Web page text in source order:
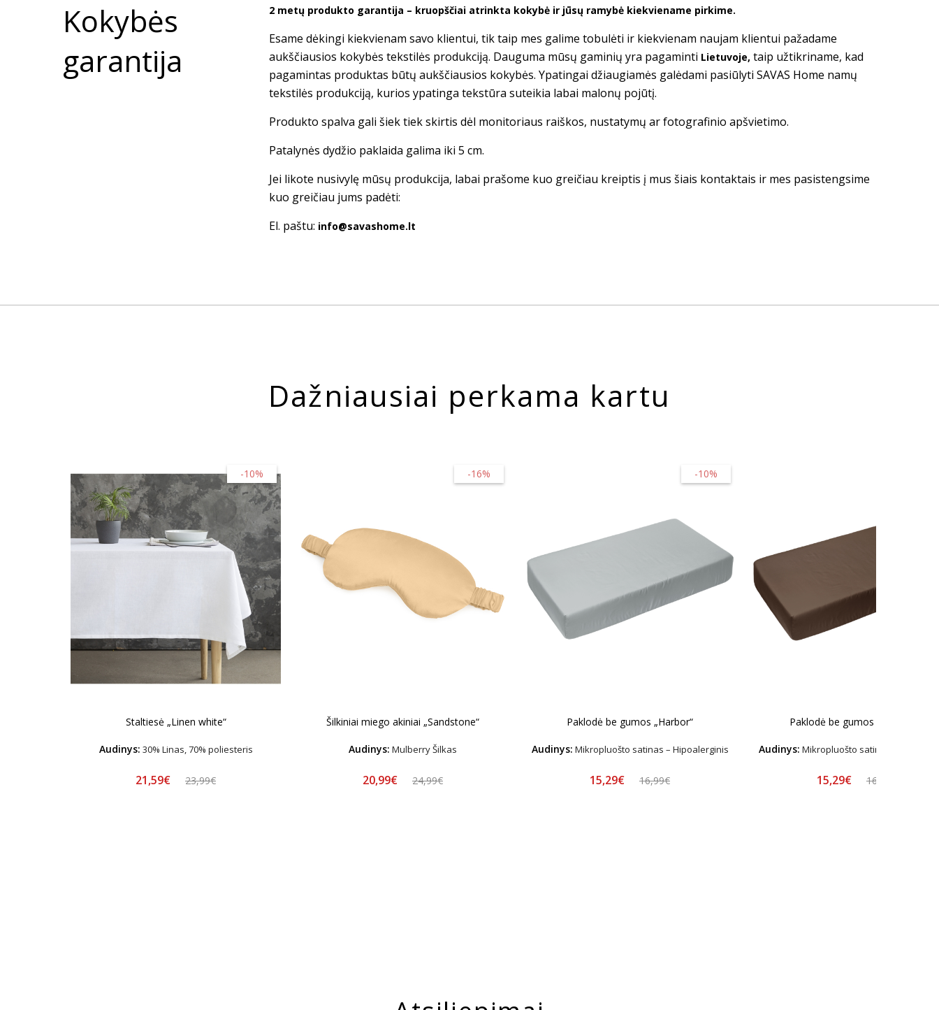
Kokybės
garantija
2 metų produkto garantija – kruopščiai atrinkta kokybė ir jūsų ramybė kiekviename pirkime.
Esame dėkingi kiekvienam savo klientui, tik taip mes galime tobulėti ir kiekvienam naujam klientui pažadame
aukščiausios kokybės tekstilės produkciją. Dauguma mūsų gaminių yra pagaminti Lietuvoje, taip užtikriname, kad
pagamintas produktas būtų aukščiausios kokybės. Ypatingai džiaugiamės galėdami pasiūlyti SAVAS Home namų
tekstilės produkciją, kurios ypatinga tekstūra suteikia labai malonų pojūtį.
Produkto spalva gali šiek tiek skirtis dėl monitoriaus raiškos, nustatymų ar fotografinio apšvietimo.
Patalynės dydžio paklaida galima iki 5 cm.
Jei likote nusivylę mūsų produkcija, labai prašome kuo greičiau kreiptis į mus šiais kontaktais ir mes pasistengsime
kuo greičiau jums padėti:
El. paštu: info@savashome.lt
Dažniausiai perkama kartu
-10%
Staltiesė „Linen white“
Audinys: 30% Linas, 70% poliesteris
21,59€ 23,99€
-16%
Šilkiniai miego akiniai „Sandstone“
Audinys: Mulberry Šilkas
20,99€ 24,99€
-10%
Paklodė be gumos „Harbor“
Audinys: Mikropluošto satinas – Hipoalerginis
15,29€ 16,99€
Paklodė be gumos „Brunette“
Audinys: Mikropluošto satinas –
15,29€ 16,99€